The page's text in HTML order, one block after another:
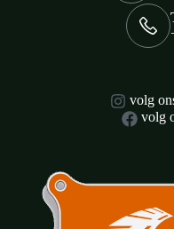
volg
volg